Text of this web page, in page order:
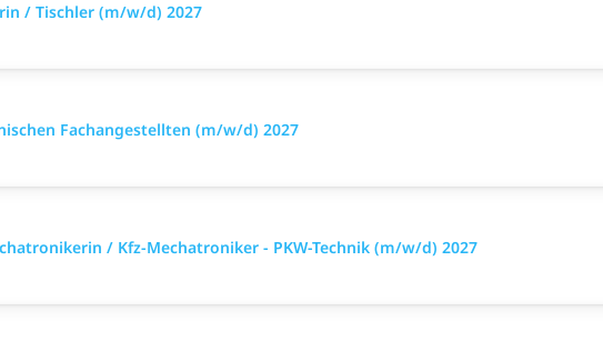
/ Tischler (m/w/d) 2027
Fachangestellten (m/w/d) 2027
/ Kfz-Mechatroniker - PKW-Technik (m/w/d) 2027